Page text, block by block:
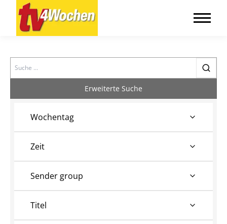
Search
Erweiterte Suche
Wochentag
Zeit
Sender group
Titel